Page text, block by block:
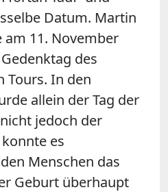
Datum. Martin
11. November
des
Tours. In den
allein der Tag der
jedoch der
es
Menschen das
Geburt überhaupt